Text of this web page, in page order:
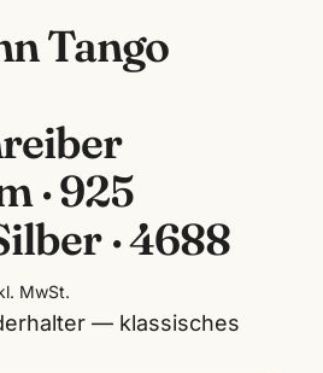
Tango
· 925
· 4688
MwSt.
— klassisches